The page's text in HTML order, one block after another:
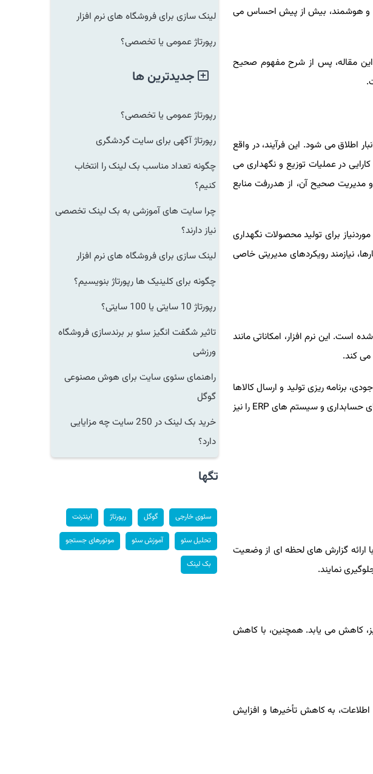
و هوشمند، بیش از پیش احساس می
مقاله، پس از شرح مفهوم صحیح
اطلاق می شود. این فرآیند، در واقع
در عملیات توزیع و نگهداری می
و مدیریت صحیح آن، از هدررفت منابع
برای تولید محصولات نگهداری
نیازمند رویکردهای مدیریتی خاصی
است. این نرم ‌افزار، امکاناتی مانند
می ‌کند.
برنامه ‌ریزی تولید و ارسال کالاها
حسابداری و سیستم‌ های ERP را نیز
با ارائه گزارش‌ های لحظه‌ ای از وضعیت
نمایند.
نیز، کاهش می ‌یابد. همچنین، با کاهش
به کاهش تأخیرها و افزایش
لینک سازی برای فروشگاه های نرم افزار
رپورتاژ عمومی یا تخصصی؟
جدیدترین ها
رپورتاژ عمومی یا تخصصی؟
رپورتاژ آگهی برای سایت گردشگری
چگونه تعداد مناسب بک لینک را انتخاب
کنیم؟
چرا سایت های آموزشی به بک لینک تخصصی
نیاز دارند؟
لینک سازی برای فروشگاه های نرم افزار
چگونه برای کلینیک ها رپورتاژ بنویسیم؟
رپورتاژ 10 سایتی یا 100 سایتی؟
تاثیر شگفت انگیز سئو بر برندسازی فروشگاه
ورزشی
راهنمای سئوی سایت برای هوش مصنوعی
گوگل
خرید بک لینک در 250 سایت چه مزایایی
دارد؟
تگها
سئوی خارجی گوگل رپورتاژ اینترنت
تحلیل سئو آموزش سئو موتورهای جستجو
بک لینک